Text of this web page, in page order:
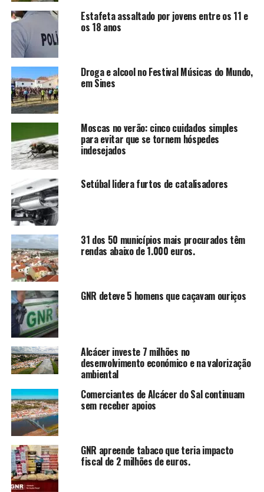
Estafeta assaltado por jovens entre os 11 e
os 18 anos
Droga e alcool no Festival Músicas do Mundo,
em Sines
Moscas no verão: cinco cuidados simples
para evitar que se tornem hóspedes
indesejados
Setúbal lidera furtos de catalisadores
31 dos 50 municípios mais procurados têm
rendas abaixo de 1.000 euros.
GNR deteve 5 homens que caçavam ouriços
Alcácer investe 7 milhões no
desenvolvimento económico e na valorização
ambiental
Comerciantes de Alcácer do Sal continuam
sem receber apoios
GNR apreende tabaco que teria impacto
fiscal de 2 milhões de euros.